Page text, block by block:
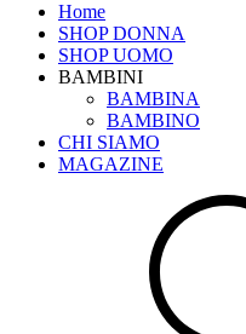
Home
SHOP DONNA
SHOP UOMO
BAMBINI
BAMBINA
BAMBINO
CHI SIAMO
MAGAZINE